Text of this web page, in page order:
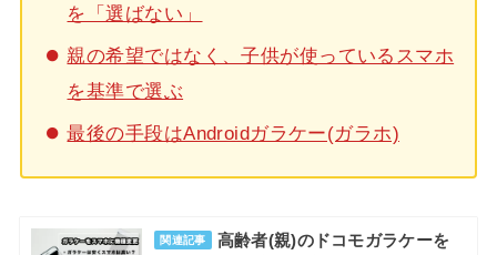
を「選ばない」
親の希望ではなく、子供が使っているスマホ
を基準で選ぶ
最後の手段はAndroidガラケー(ガラホ)
関連記事
高齢者(親)のドコモガラケーを